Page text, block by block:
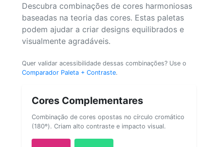
Descubra combinações de cores harmoniosas
baseadas na teoria das cores. Estas paletas
podem ajudar a criar designs equilibrados e
visualmente agradáveis.
Quer validar acessibilidade dessas combinações? Use o
Comparador Paleta + Contraste.
Cores Complementares
Combinação de cores opostas no círculo cromático
(180º). Criam alto contraste e impacto visual.